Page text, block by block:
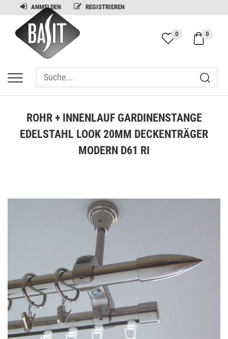
ANMELDEN REGISTRIEREN
0
0
ROHR + INNENLAUF GARDINENSTANGE
EDELSTAHL LOOK 20MM DECKENTRÄGER
MODERN D61 RI